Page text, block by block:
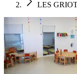
LES